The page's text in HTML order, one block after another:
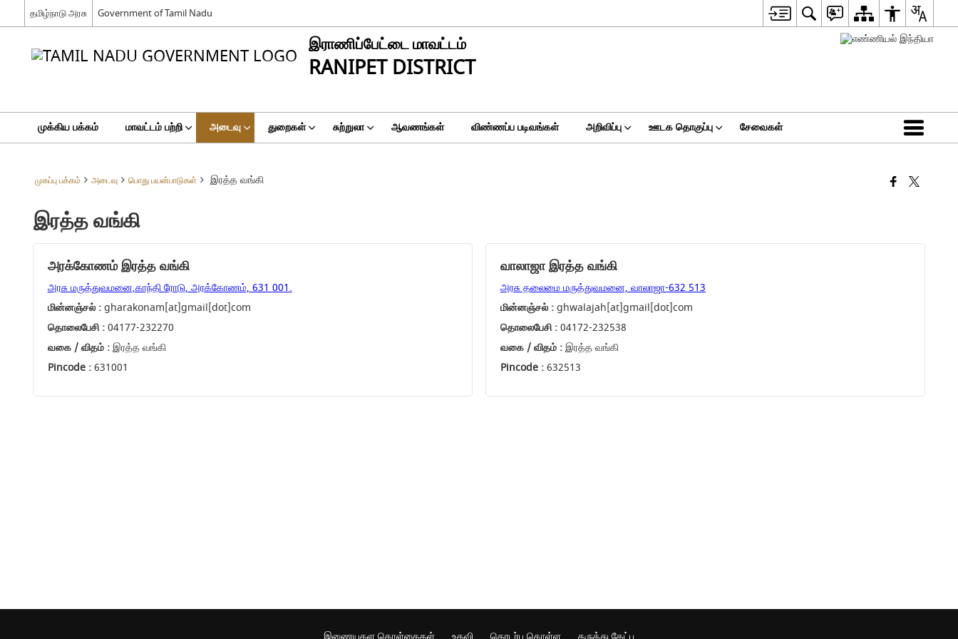
தமிழ்நாடு அரசு Government of Tamil Nadu
இராணிப்பேட்டை மாவட்டம்
RANIPET DISTRICT
முக்கிய பக்கம் மாவட்டம் பற்றி அடைவு துறைகள் சுற்றுலா ஆவணங்கள் விண்ணப்ப படிவங்கள் அறிவிப்பு ஊடக தொகுப்பு சேவைகள்
முகப்பு பக்கம் அடைவு பொது பயன்பாடுகள் இரத்த வங்கி
இரத்த வங்கி
அரக்கோணம் இரத்த வங்கி
அரசு மருத்துவமனை,காந்தி ரோடு, அரக்கோணம், 631 001.
மின்னஞ்சல் :gharakonam[at]gmail[dot]com
தொலைபேசி :04177-232270
வகை / விதம் :இரத்த வங்கி
Pincode :631001
வாலாஜா இரத்த வங்கி
அரசு தலைமை மருத்துவமனை, வாலாஜா-632 513
மின்னஞ்சல் :ghwalajah[at]gmail[dot]com
தொலைபேசி :04172-232538
வகை / விதம் :இரத்த வங்கி
Pincode :632513